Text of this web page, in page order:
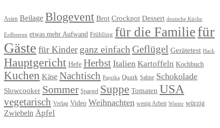
Asien Beilage Blogevent Brot Crockpot Dessert deutsche Küche
Erdbeeren etwas mehr Aufwand Frühling für die Familie für
Gäste für Kinder ganz einfach Geflügel Gerätetest Hack
Hauptgericht Hefe Herbst Italien Kartoffeln Kochbuch
Kuchen Käse Nachtisch Paprika Quark Sahne Schokolade
Slowcooker Sommer Spargel Suppe Tomaten USA
vegetarisch Verlag Video Weihnachten wenig Arbeit Winter würzig
Zwiebeln Äpfel